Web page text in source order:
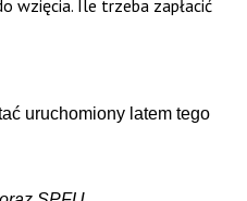
wzięcia. Ile trzeba zapłacić
uruchomiony latem tego